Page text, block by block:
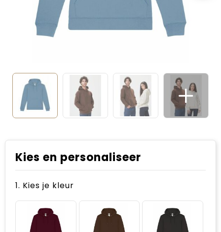
Zomerpakketten
Kies en personaliseer
1. Kies je kleur